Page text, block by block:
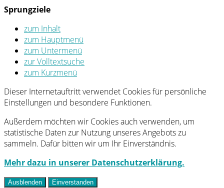
Sprungziele
zum Inhalt
zum Hauptmenü
zum Untermenü
zur Volltextsuche
zum Kurzmenü
Dieser Internetauftritt verwendet Cookies für persönliche
Einstellungen und besondere Funktionen.
Außerdem möchten wir Cookies auch verwenden, um
statistische Daten zur Nutzung unseres Angebots zu
sammeln. Dafür bitten wir um Ihr Einverständnis.
Mehr dazu in unserer Datenschutzerklärung.
Ausblenden Einverstanden